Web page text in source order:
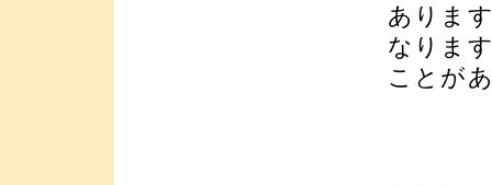
ありま
なりま
ことが